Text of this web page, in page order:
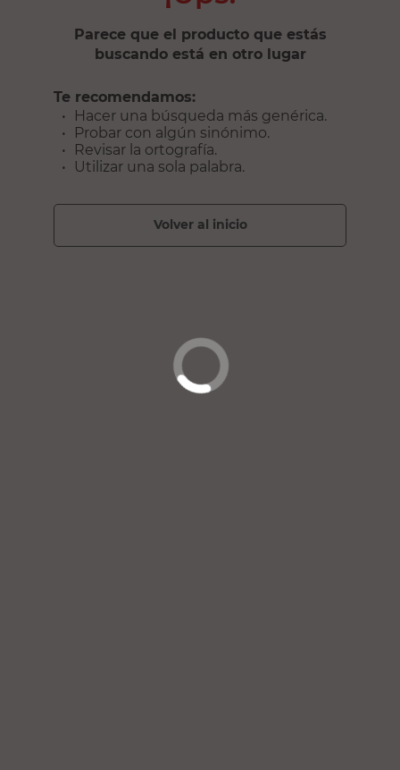
Parece que el producto que estás
buscando está en otro lugar
Te recomendamos:
Hacer una búsqueda más genérica.
Probar con algún sinónimo.
Revisar la ortografía.
Utilizar una sola palabra.
volver al inicio